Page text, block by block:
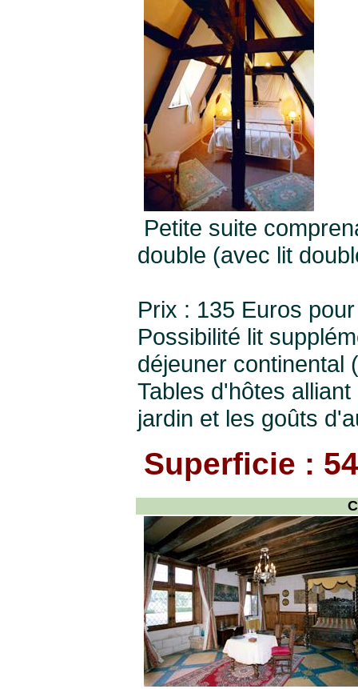
Petite suite
double (avec lit
Prix : 135 Euros
Possibilité lit
déjeuner continental
Tables d'hôtes
jardin et les goûts
Superficie :